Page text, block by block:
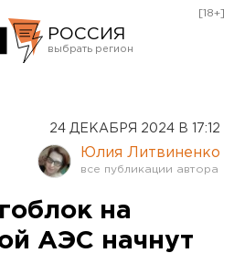
РОССИЯ
Курган
Оренбург
[18+]
24 ДЕКАБРЯ 2024 В 17:12
Юлия Литвиненко
на
АЭС начнут